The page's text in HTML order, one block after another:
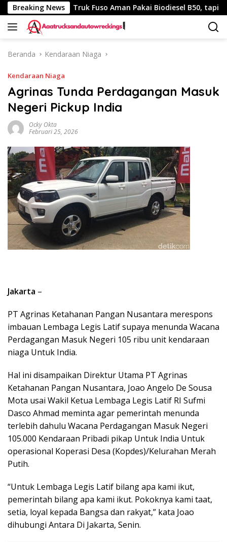
Langsung
ke
konten
Breaking News
Km Truk Fuso Aman Pakai Biodiesel B50, tapi Ada
Beranda Kendaraan Niaga
Kendaraan Niaga
Agrinas Tunda Perdagangan Masuk
Negeri Pickup India
Ocky Okta
Februari 25, 2026
Jakarta –
PT Agrinas Ketahanan Pangan Nusantara merespons
imbauan Lembaga Legis Latif supaya menunda Wacana
Perdagangan Masuk Negeri 105 ribu unit kendaraan
niaga Untuk India.
Hal ini disampaikan Direktur Utama PT Agrinas
Ketahanan Pangan Nusantara, Joao Angelo De Sousa
Mota usai Wakil Ketua Lembaga Legis Latif RI Sufmi
Dasco Ahmad meminta agar pemerintah menunda
terlebih dahulu Wacana Perdagangan Masuk Negeri
105.000 Kendaraan Pribadi pikap Untuk India Untuk
operasional Koperasi Desa (Kopdes)/Kelurahan Merah
Putih.
“Untuk Lembaga Legis Latif bilang apa kami ikut,
pemerintah bilang apa kami ikut. Pokoknya kami taat,
setia, loyal kepada Bangsa dan rakyat,” kata Joao
dihubungi Antara Di Jakarta, Senin.